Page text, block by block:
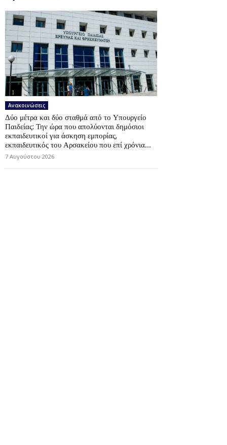
Ανακοινώσεις
Δύο μέτρα και δύο σταθμά από το Υπουργείο
Παιδείας: Την ώρα που απολύονται δημόσιοι
εκπαιδευτικοί για άσκηση εμπορίας,
εκπαιδευτικός του Αρσακείου που επί χρόνια...
7 Αυγούστου 2026